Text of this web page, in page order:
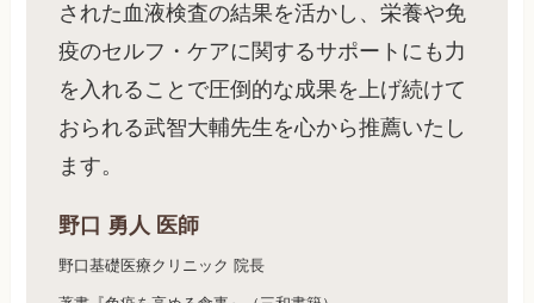
された血液検査の結果を活かし、栄養や免
疫のセルフ・ケアに関するサポートにも力
を入れることで圧倒的な成果を上げ続けて
おられる武智大輔先生を心から推薦いたし
ます。
野口 勇人 医師
野口基礎医療クリニック 院長